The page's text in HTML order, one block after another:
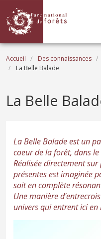
Fil d'Ariane
Accueil Des connaissances
La Belle Balade
La Belle
La Belle Balade est un
coeur de la forêt, dans
Réalisée directement
présentes est imaginée
soit en complète
Une manière
univers qui entrent ici